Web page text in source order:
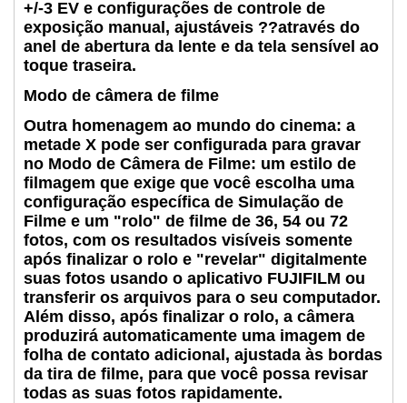
+/-3 EV e configurações de controle de
exposição manual, ajustáveis ??através do
anel de abertura da lente e da tela sensível ao
toque traseira.
Modo de câmera de filme
Outra homenagem ao mundo do cinema: a
metade X pode ser configurada para gravar
no Modo de Câmera de Filme: um estilo de
filmagem que exige que você escolha uma
configuração específica de Simulação de
Filme e um "rolo" de filme de 36, 54 ou 72
fotos, com os resultados visíveis somente
após finalizar o rolo e "revelar" digitalmente
suas fotos usando o aplicativo FUJIFILM ou
transferir os arquivos para o seu computador.
Além disso, após finalizar o rolo, a câmera
produzirá automaticamente uma imagem de
folha de contato adicional, ajustada às bordas
da tira de filme, para que você possa revisar
todas as suas fotos rapidamente.